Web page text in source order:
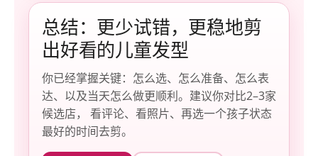
总结：更少试错，更稳地剪
出好看的儿童发型
你已经掌握关键：怎么选、怎么准备、怎么表
达、以及当天怎么做更顺利。建议你对比2–3家
候选店， 看评论、看照片、再选一个孩子状态
最好的时间去剪。